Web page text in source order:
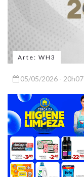
Arte: WH3
05/05/2026 - 20h07